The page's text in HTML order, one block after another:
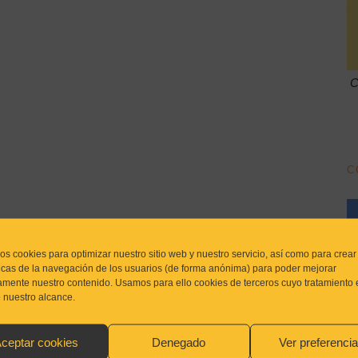
cookies para optimizar nuestro sitio web y nuestro servicio, así como para crear
de la navegación de los usuarios (de forma anónima) para poder mejorar
nuestro contenido. Usamos para ello cookies de terceros cuyo tratamiento
alcance.
cookies Denegado Ver